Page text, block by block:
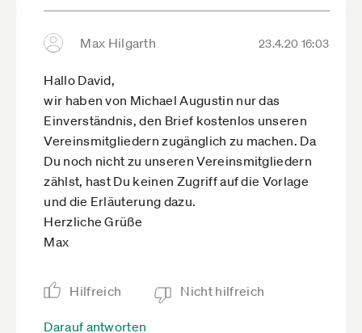
Max Hilgarth 23.4.20 16:03
Hallo David,
wir haben von Michael Augustin nur das
Einverständnis, den Brief kostenlos unseren
Vereinsmitgliedern zugänglich zu machen. Da
Du noch nicht zu unseren Vereinsmitgliedern
zählst, hast Du keinen Zugriff auf die Vorlage
und die Erläuterung dazu.
Herzliche Grüße
Max
Hilfreich Nicht hilfreich
Darauf antworten